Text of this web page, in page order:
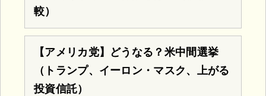
較）
【アメリカ党】どうなる？米中間選挙
（トランプ、イーロン・マスク、上がる
投資信託）